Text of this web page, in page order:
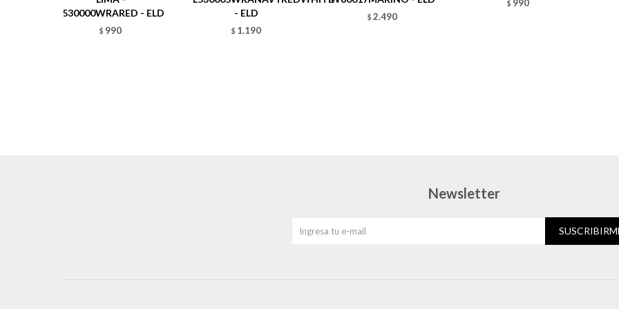
L530000WRARED - ELD
$ 990
- ELD
$ 1.190
$ 2.490
$ 990
Newsletter